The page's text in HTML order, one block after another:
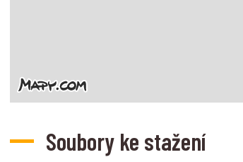
Soubory ke stažení